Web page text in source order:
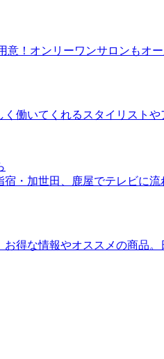
意！オンリーワンサロンもオ
働いてくれるスタイリスト
宿・加世田、鹿屋でテレビに
得な情報やオススメの商品